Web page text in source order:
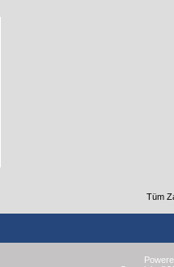
Tüm